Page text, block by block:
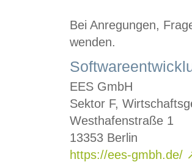
Bei Anregungen,
wenden.
EES GmbH
Sektor F,
Westhafenstraße 1
13353 Berlin
https://ees-gmbh.de/